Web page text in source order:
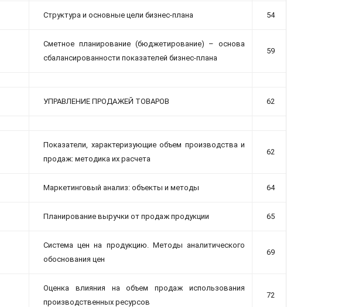
Структура и основные цели бизнес-плана 54
Сметное планирование (бюджетирование) – основа
сбалансированности показателей бизнес-плана
59
УПРАВЛЕНИЕ ПРОДАЖЕЙ ТОВАРОВ 62
Показатели, характеризующие объем производства и
продаж: методика их расчета
62
Маркетинговый анализ: объекты и методы 64
Планирование выручки от продаж продукции 65
Система цен на продукцию. Методы аналитического
обоснования цен
69
Оценка влияния на объем продаж использования
производственных ресурсов
72